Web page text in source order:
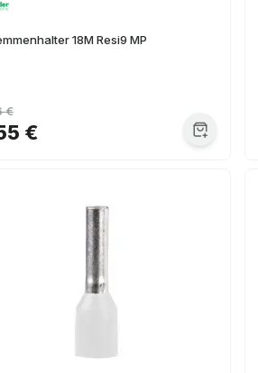
18M Resi9 MP
€
€